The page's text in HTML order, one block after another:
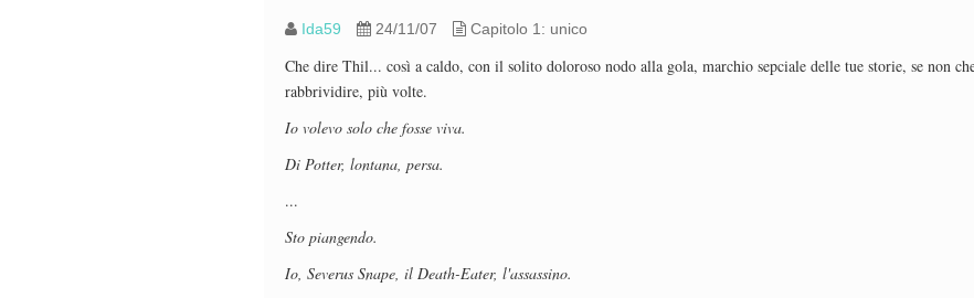
Ida59 24/11/07 Capitolo 1: unico
Che dire Thil... così a caldo, con il solito doloroso nodo alla gola, marchio sepciale delle tue storie, se non
rabbrividire, più volte.
Io volevo solo che fosse viva.
Di Potter, lontana, persa.
...
Sto piangendo.
Io, Severus Snape, il Death-Eater, l'assassino.